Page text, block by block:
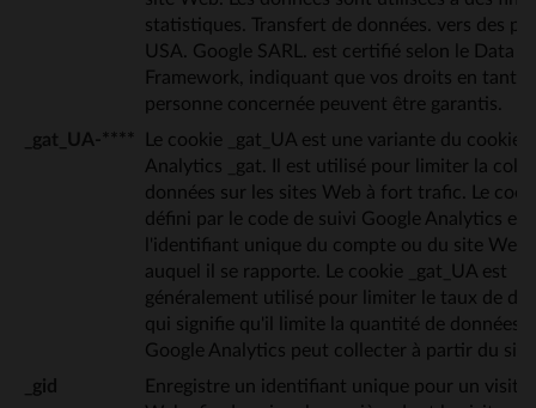
statistiques. Transfert de données. vers des
USA. Google SARL. est certifié selon le Data
Framework, indiquant que vos droits en tant
personne concernée peuvent être garantis.
_gat_UA-****
Le cookie _gat_UA est une variante du cookie
Analytics _gat. Il est utilisé pour limiter la
données sur les sites Web à fort trafic. Le
défini par le code de suivi Google Analytics et
l'identifiant unique du compte ou du site Web
auquel il se rapporte. Le cookie _gat_UA est
généralement utilisé pour limiter le taux de
qui signifie qu'il limite la quantité de données
Google Analytics peut collecter à partir du
_gid
Enregistre un identifiant unique pour un